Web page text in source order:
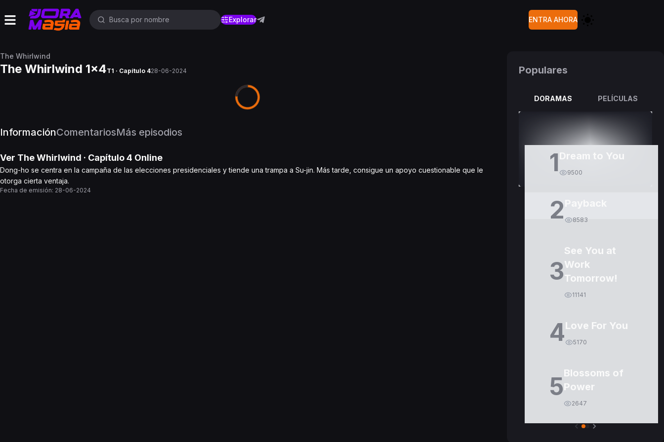
Explorar ENTRA AHORA
The Whirlwind
The Whirlwind 1x4T1 · Capítulo 428-06-2024
InformaciónComentariosMás episodios
Ver The Whirlwind · Capítulo4 Online
Dong-ho se centra en la campaña de las elecciones presidenciales y tiende una trampa a Su-jin. Más tarde, consigue un apoyo cuestionable que le
otorga cierta ventaja.
Fecha de emisión: 28-06-2024
Populares
DORAMAS PELÍCULAS
1Dream to You
9500
2 8583
3
See You at
Work
Tomorrow!
11141
4Love For You
5170
5Blossoms of
Power
2647